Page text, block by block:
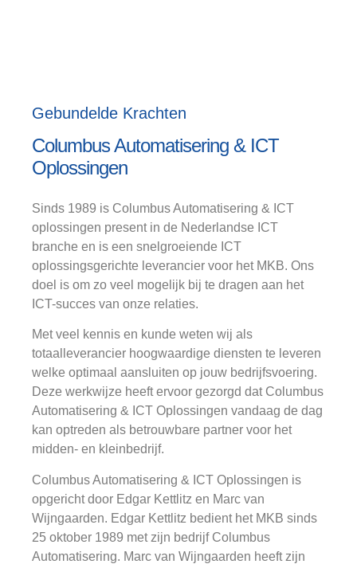
Gebundelde Krachten
Columbus Automatisering & ICT
Oplossingen
Sinds 1989 is Columbus Automatisering & ICT
oplossingen present in de Nederlandse ICT
branche en is een snelgroeiende ICT
oplossingsgerichte leverancier voor het MKB. Ons
doel is om zo veel mogelijk bij te dragen aan het
ICT-succes van onze relaties.
Met veel kennis en kunde weten wij als
totaalleverancier hoogwaardige diensten te leveren
welke optimaal aansluiten op jouw bedrijfsvoering.
Deze werkwijze heeft ervoor gezorgd dat Columbus
Automatisering & ICT Oplossingen vandaag de dag
kan optreden als betrouwbare partner voor het
midden- en kleinbedrijf.
Columbus Automatisering & ICT Oplossingen is
opgericht door Edgar Kettlitz en Marc van
Wijngaarden. Edgar Kettlitz bedient het MKB sinds
25 oktober 1989 met zijn bedrijf Columbus
Automatisering. Marc van Wijngaarden heeft zijn